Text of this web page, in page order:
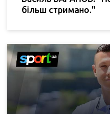
більш стримано."